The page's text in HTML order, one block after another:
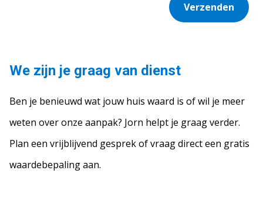
Verzenden
We zijn je graag van dienst
Ben je benieuwd wat jouw huis waard is of wil je meer
weten over onze aanpak? Jorn helpt je graag verder.
Plan een vrijblijvend gesprek of vraag direct een gratis
waardebepaling aan.